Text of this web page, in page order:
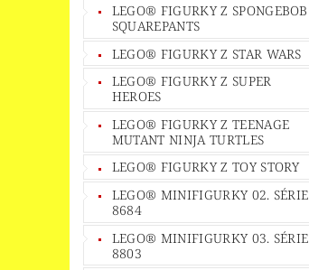
LEGO® FIGURKY Z SPONGEBOB
SQUAREPANTS
LEGO® FIGURKY Z STAR WARS
LEGO® FIGURKY Z SUPER
HEROES
LEGO® FIGURKY Z TEENAGE
MUTANT NINJA TURTLES
LEGO® FIGURKY Z TOY STORY
LEGO® MINIFIGURKY 02. SÉRIE
8684
LEGO® MINIFIGURKY 03. SÉRIE
8803